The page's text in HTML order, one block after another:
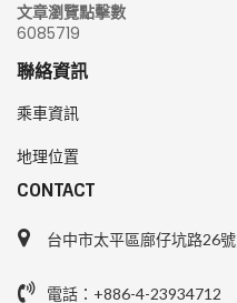
文章瀏覽點擊數
6085719
聯絡資訊
乘車資訊
地理位置
CONTACT
台中市太平區廍仔坑路26號
電話：+886-4-23934712